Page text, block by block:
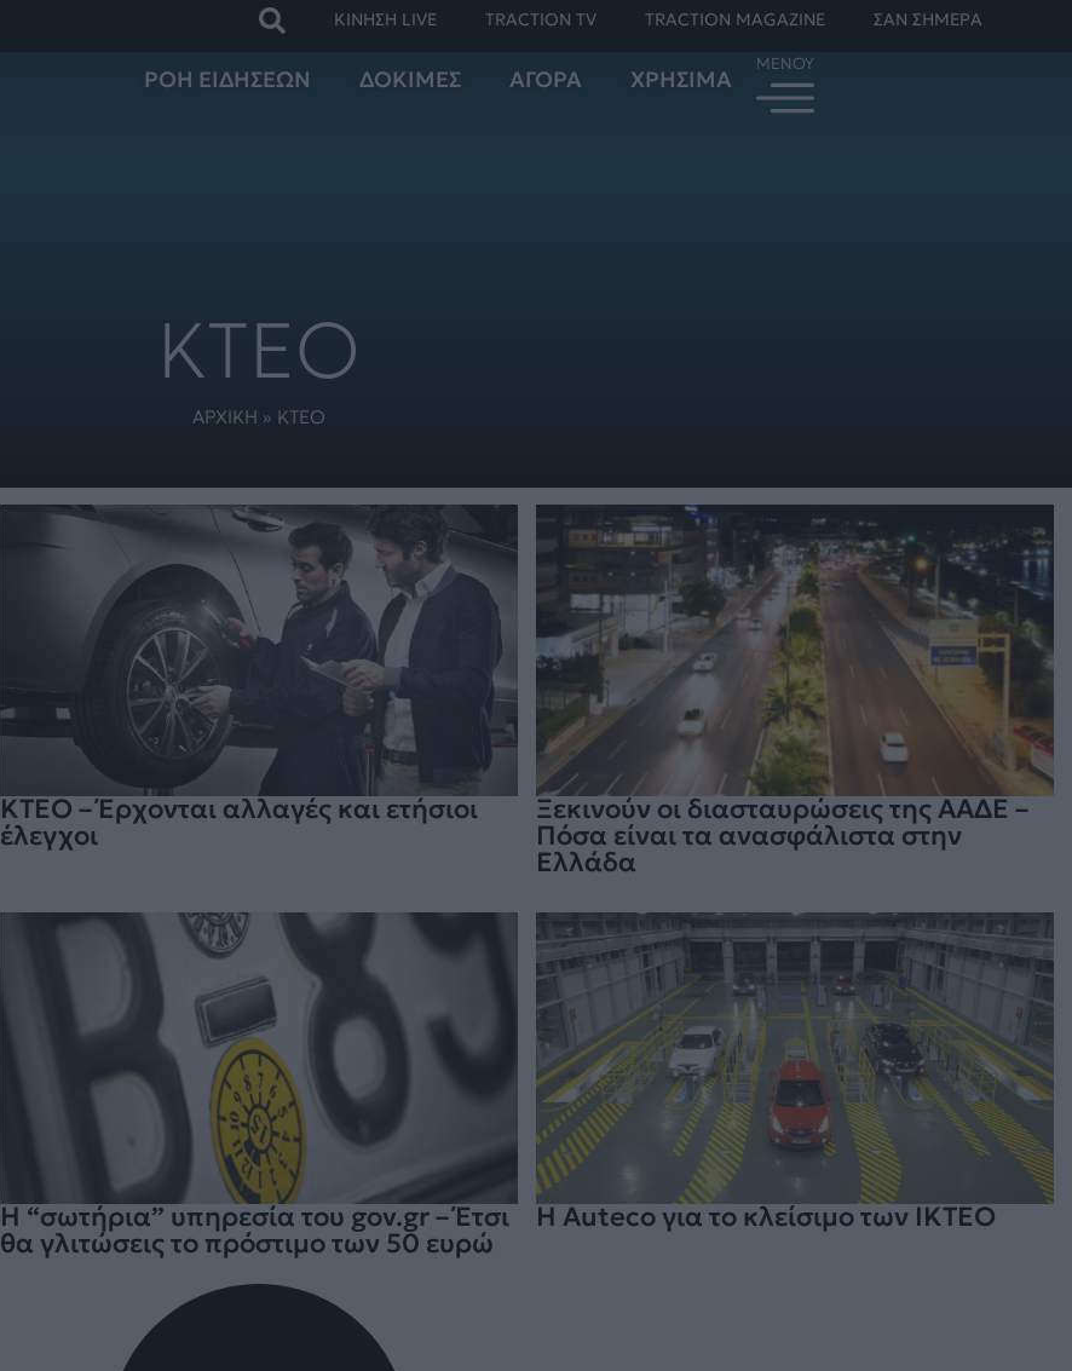
ΚΙΝΗΣΗ LIVE TRACTION TV TRACTION MAGAZINE ΣΑΝ ΣΗΜΕΡΑ
ΡΟΗ ΕΙΔΗΣΕΩΝ ΔΟΚΙΜΕΣ ΑΓΟΡΑ ΧΡΗΣΙΜΑ
ΚΤΕΟ
ΑΡΧΙΚΗ » ΚΤΕΟ
ΚΤΕΟ – Έρχονται αλλαγές και ετήσιοι
έλεγχοι
Ξεκινούν οι διασταυρώσεις της ΑΑΔΕ –
Πόσα είναι τα ανασφάλιστα στην
Ελλάδα
Η “σωτήρια” υπηρεσία του gov.gr – Έτσι
θα γλιτώσεις το πρόστιμο των 50 ευρώ
H Auteco για το κλείσιμο των ΙΚΤΕΟ